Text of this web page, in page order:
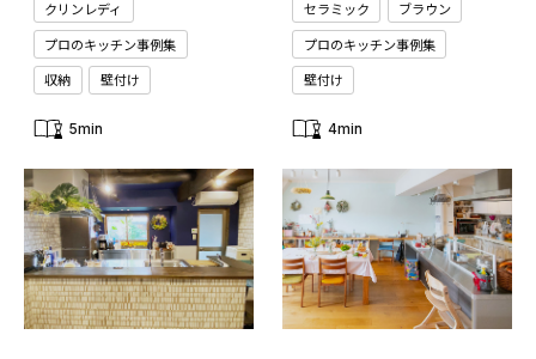
クリンレディ
プロのキッチン事例集
収納
壁付け
5min
セラミック
ブラウン
プロのキッチン事例集
壁付け
4min